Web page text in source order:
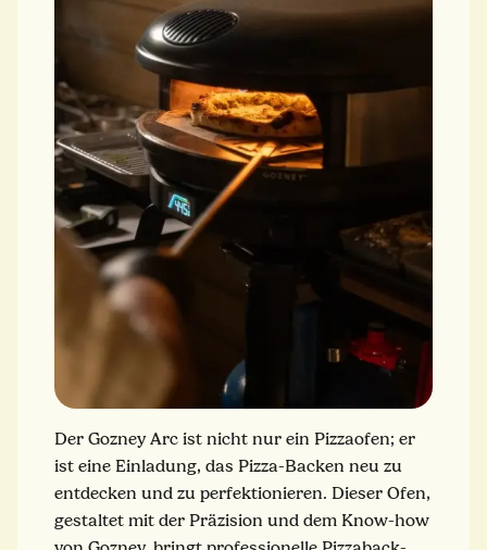
Der Gozney Arc ist nicht nur ein Pizzaofen; er
ist eine Einladung, das Pizza-Backen neu zu
entdecken und zu perfektionieren. Dieser Ofen,
gestaltet mit der Präzision und dem Know-how